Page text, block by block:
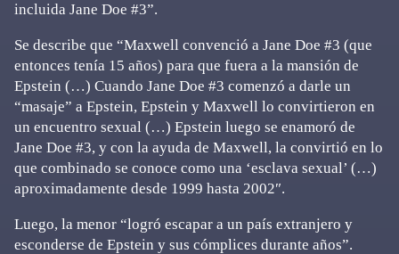
incluida Jane Doe #3”.
Se describe que “Maxwell convenció a Jane Doe #3 (que
entonces tenía 15 años) para que fuera a la mansión de
Epstein (…) Cuando Jane Doe #3 comenzó a darle un
“masaje” a Epstein, Epstein y Maxwell lo convirtieron en
un encuentro sexual (…) Epstein luego se enamoró de
Jane Doe #3, y con la ayuda de Maxwell, la convirtió en lo
que combinado se conoce como una ‘esclava sexual’ (…)
aproximadamente desde 1999 hasta 2002″.
Luego, la menor “logró escapar a un país extranjero y
esconderse de Epstein y sus cómplices durante años”.